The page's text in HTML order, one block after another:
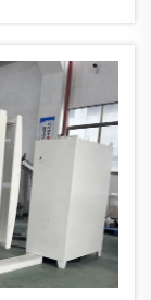
se izlože